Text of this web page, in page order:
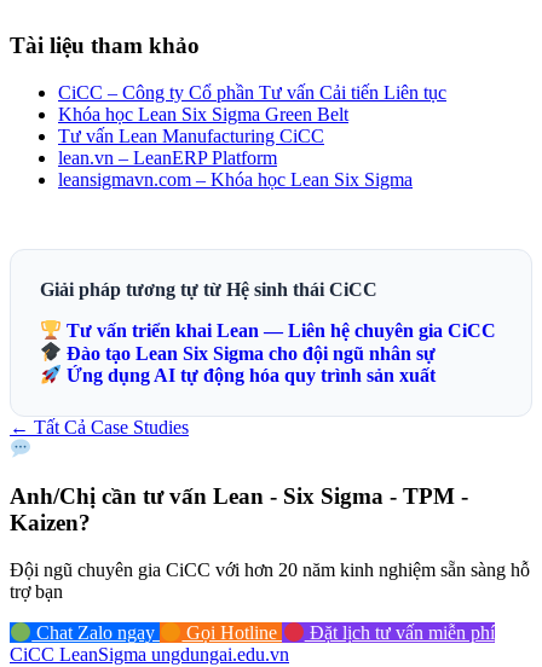
Tài liệu tham khảo
CiCC – Công ty Cổ phần Tư vấn Cải tiến Liên tục
Khóa học Lean Six Sigma Green Belt
Tư vấn Lean Manufacturing CiCC
lean.vn – LeanERP Platform
leansigmavn.com – Khóa học Lean Six Sigma
Giải pháp tương tự từ Hệ sinh thái CiCC
Tư vấn triển khai Lean — Liên hệ chuyên gia CiCC
Đào tạo Lean Six Sigma cho đội ngũ nhân sự
Ứng dụng AI tự động hóa quy trình sản xuất
← Tất Cả Case Studies
Anh/Chị cần tư vấn Lean - Six Sigma - TPM -
Kaizen?
Đội ngũ chuyên gia CiCC với hơn 20 năm kinh nghiệm sẵn sàng hỗ
trợ bạn
Chat Zalo ngay Gọi Hotline
Đặt lịch tư vấn miễn phí
CiCC LeanSigma ungdungai.edu.vn